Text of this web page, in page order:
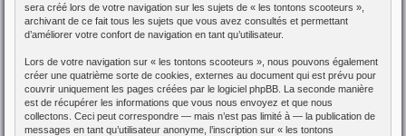
sera créé lors de votre navigation sur les sujets de « les tontons scooteurs »,
archivant de ce fait tous les sujets que vous avez consultés et permettant
d’améliorer votre confort de navigation en tant qu’utilisateur.
Lors de votre navigation sur « les tontons scooteurs », nous pouvons également
créer une quatrième sorte de cookies, externes au document qui est prévu pour
couvrir uniquement les pages créées par le logiciel phpBB. La seconde manière
est de récupérer les informations que vous nous envoyez et que nous
collectons. Ceci peut correspondre — mais n’est pas limité à — la publication de
messages en tant qu’utilisateur anonyme, l’inscription sur « les tontons